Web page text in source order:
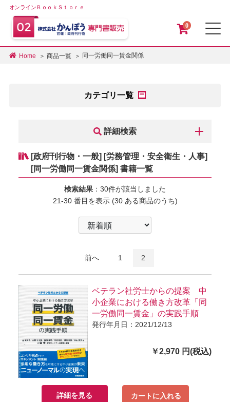
オンラインＢｏｏｋＳｔｏｒｅ
0
Home 商品一覧 同一労働同一賃金関係
カテゴリ一覧
詳細検索
[政府刊行物・一般] [労務管理・安全衛生・人事]
[同一労働同一賃金関係] 書籍一覧
検索結果 ：30件が該当しました
21-30 番目を表示 (30 ある商品のうち)
前へ 1 2
ベテラン社労士からの提案 中
小企業における働き方改革「同
一労働同一賃金」の実践手順
発行年月日：2021/12/13
￥2,970 円(税込)
詳細を見る カートに入れる